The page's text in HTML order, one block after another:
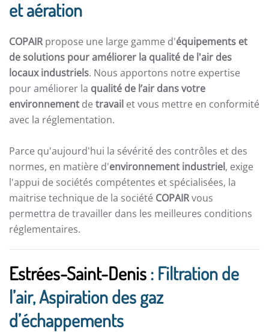
et aération
COPAIRpropose une large gamme d'équipements et
de solutions pour améliorer la qualité de l'air des
locaux industriels. Nous apportons notre expertise
pour améliorer la qualité de l’air dans votre
environnement de travail et vous mettre en conformité
avec la réglementation.
Parce qu'aujourd'hui la sévérité des contrôles et des
normes, en matière d'environnement industriel, exige
l'appui de sociétés compétentes et spécialisées, la
maitrise technique de la société COPAIRvous
permettra de travailler dans les meilleures conditions
réglementaires.
Estrées-Saint-Denis: Filtration de
l’air, Aspiration des gaz
d’échappements